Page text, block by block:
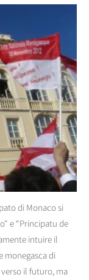
di Monaco si
e “Principatu de
intuire il
monegasca di
il futuro, ma